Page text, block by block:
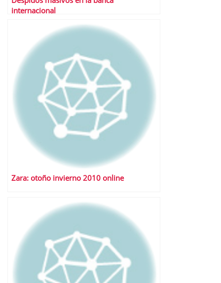
internacional
Zara: otoño invierno 2010 online